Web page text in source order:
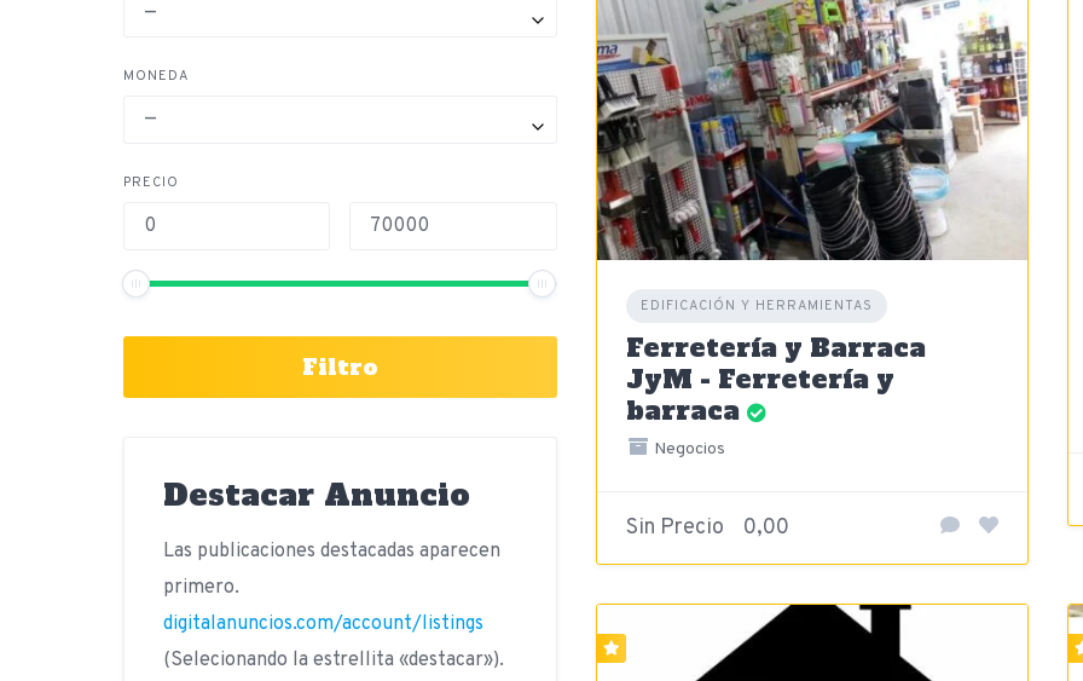
—
MONEDA
—
PRECIO
Filtro
Destacar Anuncio
Las publicaciones destacadas aparecen
primero.
digitalanuncios.com/account/listings
(Selecionando la estrellita «destacar»).
EDIFICACIÓN Y HERRAMIENTAS
Ferretería y Barraca
JyM - Ferretería y
barraca
Negocios
Sin Precio 0,00